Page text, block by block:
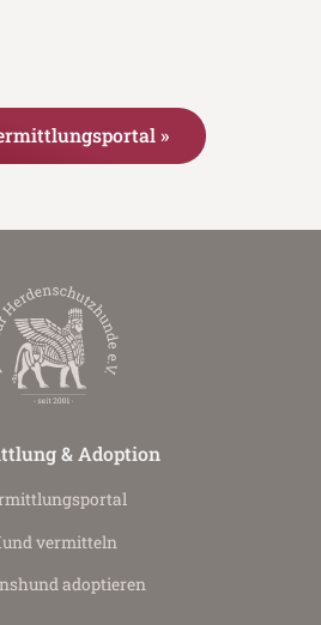
»
& Adoption
vermitteln
adoptieren